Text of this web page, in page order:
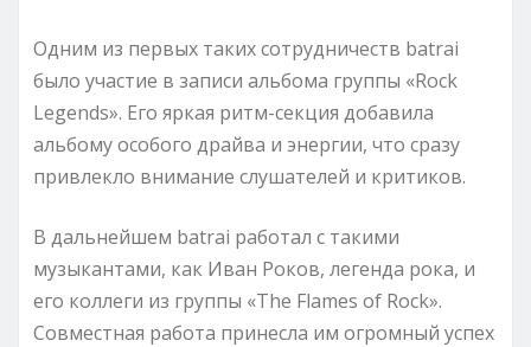
Одним из первых таких сотрудничеств batrai
было участие в записи альбома группы «Rock
Legends». Его яркая ритм-секция добавила
альбому особого драйва и энергии, что сразу
привлекло внимание слушателей и критиков.
В дальнейшем batrai работал с такими
музыкантами, как Иван Роков, легенда рока, и
его коллеги из группы «The Flames of Rock».
Совместная работа принесла им огромный успех